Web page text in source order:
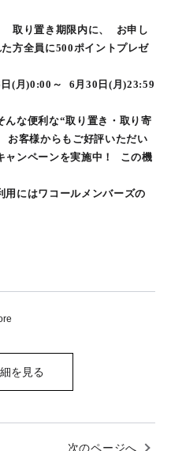
取り置き期限内に、 お申し
方全員に500ポイントプレゼ
(月)0:00～ 6月30日(月)23:59
な便利な“取り置き・取り寄
お客様からもご好評いただい
ャンペーンを実施中！ この機
用にはワコールメンバーズの
を見る
次のページへ